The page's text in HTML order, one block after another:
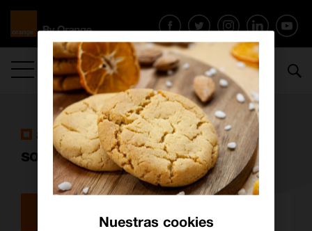
MENÚ
artículos con la etiquetasemana
solidaria
Nuestras cookies